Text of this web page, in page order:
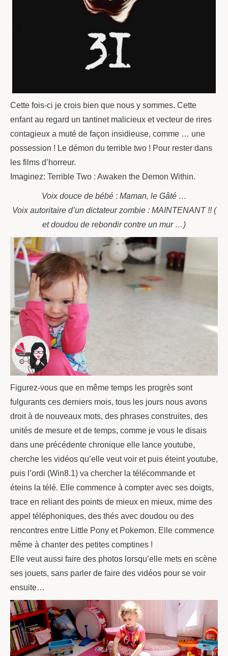
Cette fois-ci je crois bien que nous y sommes. Cette
enfant au regard un tantinet malicieux et vecteur de rires
contagieux a muté de façon insidieuse, comme … une
possession ! Le démon du terrible two ! Pour rester dans
les films d’horreur.
Imaginez: Terrible Two : Awaken the Demon Within.
Voix douce de bébé : Maman, le Gâté …
Voix autoritaire d’un dictateur zombie : MAINTENANT !! (
et doudou de rebondir contre un mur …)
Figurez-vous que en même temps les progrès sont
fulgurants ces derniers mois, tous les jours nous avons
droit à de nouveaux mots, des phrases construites, des
unités de mesure et de temps, comme je vous le disais
dans une précédente chronique elle lance youtube,
cherche les vidéos qu’elle veut voir et puis éteint youtube,
puis l’ordi (Win8.1) va chercher la télécommande et
éteins la télé. Elle commence à compter avec ses doigts,
trace en reliant des points de mieux en mieux, mime des
appel téléphoniques, des thés avec doudou ou des
rencontres entre Little Pony et Pokemon. Elle commence
même à chanter des petites comptines !
Elle veut aussi faire des photos lorsqu’elle mets en scène
ses jouets, sans parler de faire des vidéos pour se voir
ensuite…